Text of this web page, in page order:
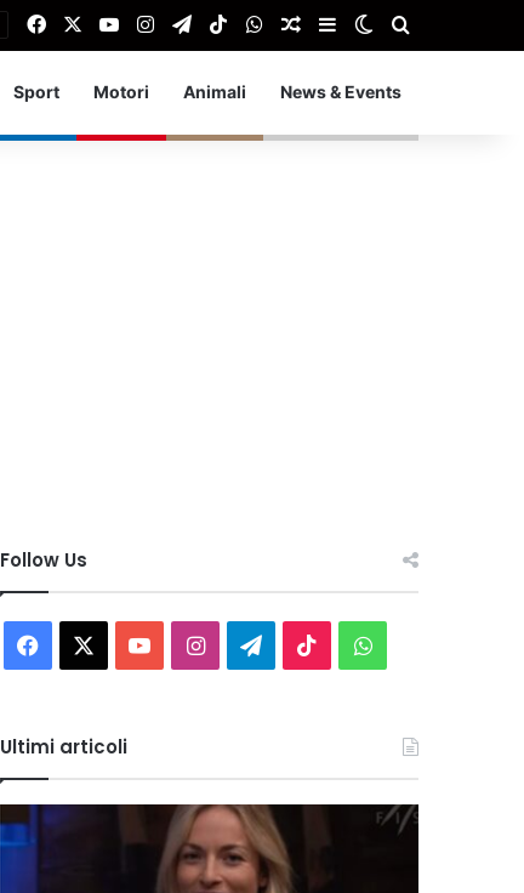
FacebookYou TubeInstagram
TelegramTikTokWhatsApp
Articolo Random
Barra laterale
Cambia aspetto
Sport Motori Animali News & Events
Follow Us
Facebook You InstagramTelegram
TikTokWhatsApp
Ultimi articoli